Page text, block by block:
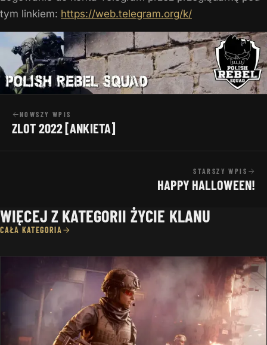
tym linkiem: https://web.telegram.org/k/
NOWSZY WPIS
ZLOT 2022 [ANKIETA]
STARSZY WPIS
HAPPY HALLOWEEN!
WIĘCEJ Z KATEGORII ŻYCIE KLANU
CAŁA KATEGORIA